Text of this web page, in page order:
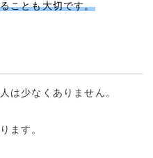
ことも大切です。
は少なくありません。
ます。